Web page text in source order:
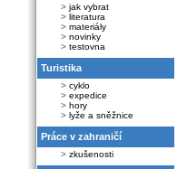
> jak vybrat
> literatura
> materiály
> novinky
> testovna
Turistika
> cyklo
> expedice
> hory
> lyže a sněžnice
Práce v zahraničí
> zkušenosti